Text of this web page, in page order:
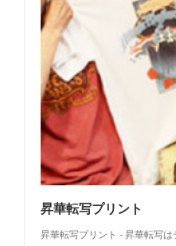
昇華転写プリント
昇華転写プリント - 昇華転写